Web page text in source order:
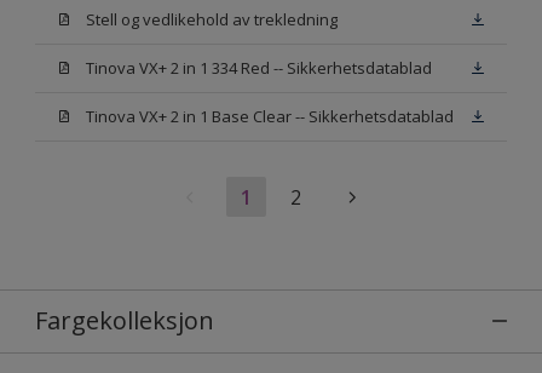
Stell og vedlikehold av trekledning
Tinova VX+ 2 in 1 334 Red -- Sikkerhetsdatablad
Tinova VX+ 2 in 1 Base Clear -- Sikkerhetsdatablad
1 2
Fargekolleksjon